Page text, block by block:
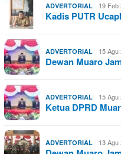
ADVERTORIAL 19 Feb
Kadis PUTR
ADVERTORIAL 15 Agu
Dewan Muaro
ADVERTORIAL 15 Agu
Ketua DPRD
ADVERTORIAL 13 Agu